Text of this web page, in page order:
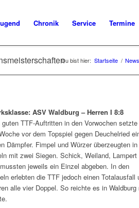
Chronik Service Termine
Du bist hier: Startseite / News
ASV Waldburg – Herren I 8:8
guten TTF-Auftritten in den Vorwochen setzte
vor dem Topspiel gegen Deuchelried
Dämpfer. Fimpel und Würzer überzeugten
mit zwei Siegen. Schick, Weiland, Lampert
jeweils ein Einzel abgeben. In den
erlebten die TTF jedoch einen Totalausfall
alle vier Doppel. So reichte es in Waldburg